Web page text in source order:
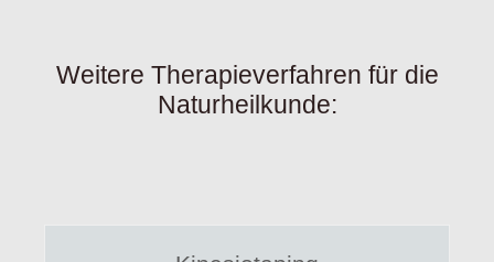
Weitere Therapieverfahren für die
Naturheilkunde: